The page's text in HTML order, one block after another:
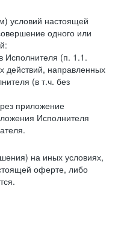
условий настоящей
одного или
Исполнителя (п. 1.1.
направленных
(в т.ч. без
приложение
Исполнителя
на иных условиях,
оферте, либо